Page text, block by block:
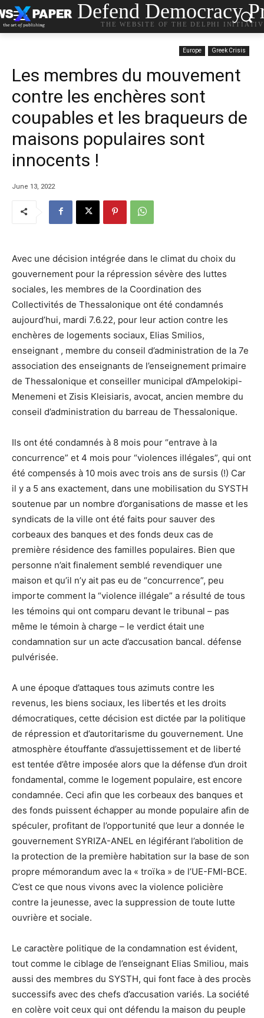
Defend Democracy
THE WEBSITE OF THE DELPHI
Europe Greek Crisis
Les membres du mouvement
contre les enchères sont
coupables et les braqueurs de
maisons populaires sont
innocents !
June 13, 2022
Avec une décision intégrée dans le climat du choix du
gouvernement pour la répression sévère des luttes
sociales, les membres de la Coordination des
Collectivités de Thessalonique ont été condamnés
aujourd’hui, mardi 7.6.22, pour leur action contre les
enchères de logements sociaux, Elias Smilios,
enseignant , membre du conseil d’administration de la 7e
association des enseignants de l’enseignement primaire
de Thessalonique et conseiller municipal d’Ampelokipi-
Menemeni et Zisis Kleisiaris, avocat, ancien membre du
conseil d’administration du barreau de Thessalonique.
Ils ont été condamnés à 8 mois pour “entrave à la
concurrence” et 4 mois pour “violences illégales”, qui ont
été compensés à 10 mois avec trois ans de sursis (!) Car
il y a 5 ans exactement, dans une mobilisation du SYSTH
soutenue par un nombre d’organisations de masse et les
syndicats de la ville ont été faits pour sauver des
corbeaux des banques et des fonds deux cas de
première résidence des familles populaires. Bien que
personne n’ait finalement semblé revendiquer une
maison et qu’il n’y ait pas eu de “concurrence”, peu
importe comment la “violence illégale” a résulté de tous
les témoins qui ont comparu devant le tribunal – pas
même le témoin à charge – le verdict était une
condamnation sur un acte d’accusation bancal. défense
pulvérisée.
A une époque d’attaques tous azimuts contre les
revenus, les biens sociaux, les libertés et les droits
démocratiques, cette décision est dictée par la politique
de répression et d’autoritarisme du gouvernement. Une
atmosphère étouffante d’assujettissement et de liberté
est tentée d’être imposée alors que la défense d’un droit
fondamental, comme le logement populaire, est encore
condamnée. Ceci afin que les corbeaux des banques et
des fonds puissent échapper au monde populaire afin de
spéculer, profitant de l’opportunité que leur a donnée le
gouvernement SYRIZA-ANEL en légiférant l’abolition de
la protection de la première habitation sur la base de son
propre mémorandum avec la « troïka » de l’UE-FMI-BCE.
C’est ce que nous vivons avec la violence policière
contre la jeunesse, avec la suppression de toute lutte
ouvrière et sociale.
Le caractère politique de la condamnation est évident,
tout comme le ciblage de l’enseignant Elias Smiliou, mais
aussi des membres du SYSTH, qui font face à des procès
successifs avec des chefs d’accusation variés. La société
en colère voit ceux qui ont défendu la maison du peuple